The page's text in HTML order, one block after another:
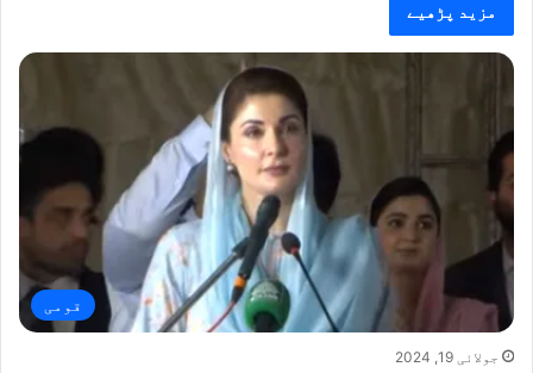
مزید پڑھیے
قومی
جولائی 19, 2024